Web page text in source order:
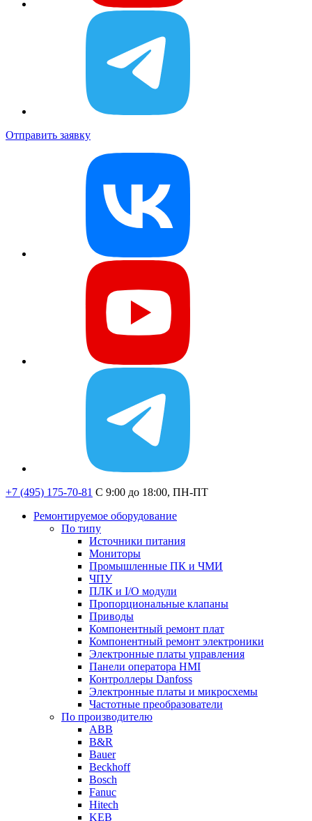
Отправить заявку
+7 (495) 175-70-81 C 9:00 до 18:00, ПН-ПТ
Ремонтируемое оборудование
По типу
Источники питания
Мониторы
Промышленные ПК и ЧМИ
ЧПУ
ПЛК и I/O модули
Пропорциональные клапаны
Приводы
Компонентный ремонт плат
Компонентный ремонт электроники
Электронные платы управления
Панели оператора HMI
Контроллеры Danfoss
Электронные платы и микросхемы
Частотные преобразователи
По производителю
ABB
B&R
Bauer
Beckhoff
Bosch
Fanuc
Hitech
KEB